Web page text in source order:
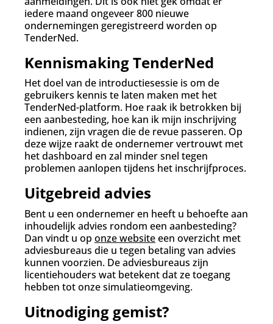
iedere maand ongeveer 800 nieuwe
ondernemingen geregistreerd worden op
TenderNed.
Kennismaking TenderNed
Het doel van de introductiesessie is om de
gebruikers kennis te laten maken met het
TenderNed-platform. Hoe raak ik betrokken bij
een aanbesteding, hoe kan ik mijn inschrijving
indienen, zijn vragen die de revue passeren. Op
deze wijze raakt de ondernemer vertrouwt met
het dashboard en zal minder snel tegen
problemen aanlopen tijdens het inschrijfproces.
Uitgebreid advies
Bent u een ondernemer en heeft u behoefte aan
inhoudelijk advies rondom een aanbesteding?
Dan vindt u op onze websiteeen overzicht met
adviesbureaus die u tegen betaling van advies
kunnen voorzien. De adviesbureaus zijn
licentiehouders wat betekent dat ze toegang
hebben tot onze simulatieomgeving.
Uitnodiging gemist?